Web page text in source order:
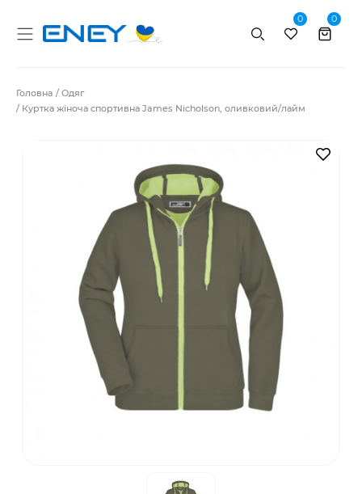
Пошук
0 0
Головна
Одяг
Куртка жіноча спортивна James Nicholson, оливковий/лайм
В